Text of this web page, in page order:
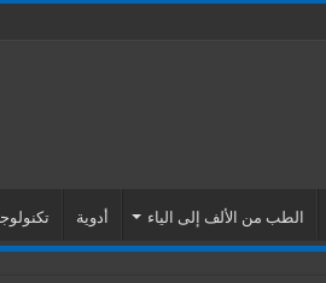
الطب من الألف إلى الياء أدوية